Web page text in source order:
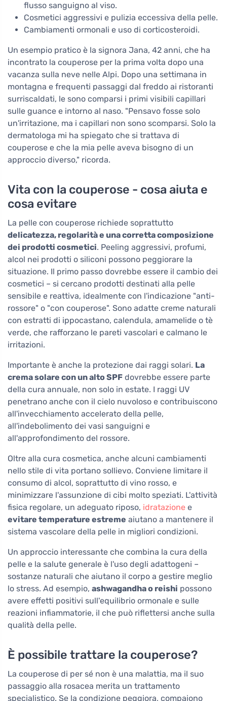
flusso sanguigno al viso.
Cosmetici aggressivi e pulizia eccessiva della pelle.
Cambiamenti ormonali e uso di corticosteroidi.
Un esempio pratico è la signora Jana, 42 anni, che ha
incontrato la couperose per la prima volta dopo una
vacanza sulla neve nelle Alpi. Dopo una settimana in
montagna e frequenti passaggi dal freddo ai ristoranti
surriscaldati, le sono comparsi i primi visibili capillari
sulle guance e intorno al naso. "Pensavo fosse solo
un'irritazione, ma i capillari non sono scomparsi. Solo la
dermatologa mi ha spiegato che si trattava di
couperose e che la mia pelle aveva bisogno di un
approccio diverso," ricorda.
Vita con la couperose - cosa aiuta e
cosa evitare
La pelle con couperose richiede soprattutto
delicatezza, regolarità e una corretta composizione
dei prodotti cosmetici. Peeling aggressivi, profumi,
alcol nei prodotti o siliconi possono peggiorare la
situazione. Il primo passo dovrebbe essere il cambio dei
cosmetici – si cercano prodotti destinati alla pelle
sensibile e reattiva, idealmente con l'indicazione "anti-
rossore" o "con couperose". Sono adatte creme naturali
con estratti di ippocastano, calendula, amamelide o tè
verde, che rafforzano le pareti vascolari e calmano le
irritazioni.
Importante è anche la protezione dai raggi solari. La
crema solare con un alto SPF dovrebbe essere parte
della cura annuale, non solo in estate. I raggi UV
penetrano anche con il cielo nuvoloso e contribuiscono
all'invecchiamento accelerato della pelle,
all'indebolimento dei vasi sanguigni e
all'approfondimento del rossore.
Oltre alla cura cosmetica, anche alcuni cambiamenti
nello stile di vita portano sollievo. Conviene limitare il
consumo di alcol, soprattutto di vino rosso, e
minimizzare l'assunzione di cibi molto speziati. L'attività
fisica regolare, un adeguato riposo, idratazione e
evitare temperature estreme aiutano a mantenere il
sistema vascolare della pelle in migliori condizioni.
Un approccio interessante che combina la cura della
pelle e la salute generale è l'uso degli adattogeni –
sostanze naturali che aiutano il corpo a gestire meglio
lo stress. Ad esempio, ashwagandha o reishi possono
avere effetti positivi sull'equilibrio ormonale e sulle
reazioni infiammatorie, il che può riflettersi anche sulla
qualità della pelle.
È possibile trattare la couperose?
La couperose di per sé non è una malattia, ma il suo
passaggio alla rosacea merita un trattamento
specialistico. Se la condizione peggiora, compaiono